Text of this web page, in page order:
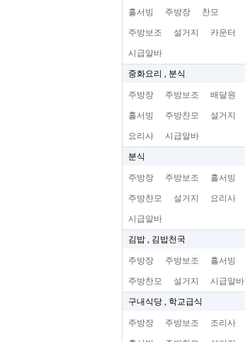
홀서빙 주방장 찬모
주방보조 설거지 카운터
시급알바
중화요리 , 분식
주방장 주방보조 배달원
홀서빙 주방찬모 설거지
요리사 시급알바
분식
주방장 주방보조 홀서빙
주방찬모 설거지 요리사
시급알바
김밥 , 김밥천국
주방장 주방보조 홀서빙
주방찬모 설거지 시급알바
구내식당 , 학교급식
주방장 주방보조 조리사